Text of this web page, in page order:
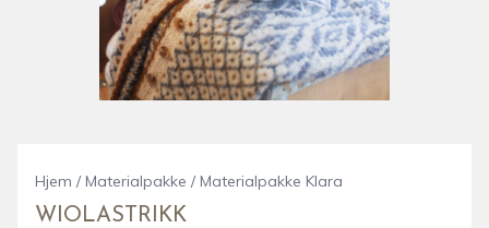
Hjem / Materialpakke / Materialpakke Klara
WIOLASTRIKK